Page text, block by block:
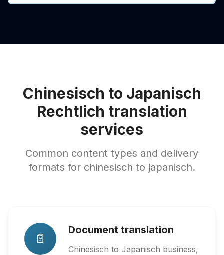
Chinesisch to Japanisch
Rechtlich translation
services
Common content types and delivery
formats for chinesisch to japanisch.
📄
Document translation
Chinesisch to Japanisch business,